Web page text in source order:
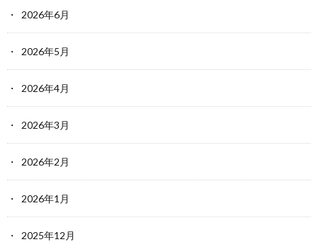
2026年6月
2026年5月
2026年4月
2026年3月
2026年2月
2026年1月
2025年12月